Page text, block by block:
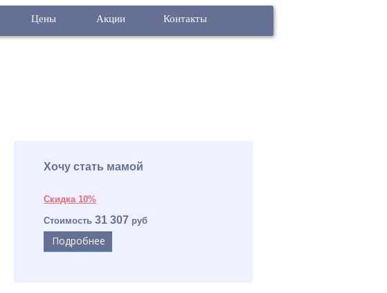
Цены Акции Контакты
Хочу стать мамой
Скидка 10%
Стоимость31 307 руб
Подробнее